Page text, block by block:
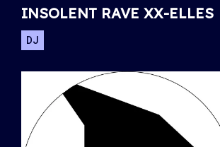
INSOLENT RAVE XX-ELLES
DJ